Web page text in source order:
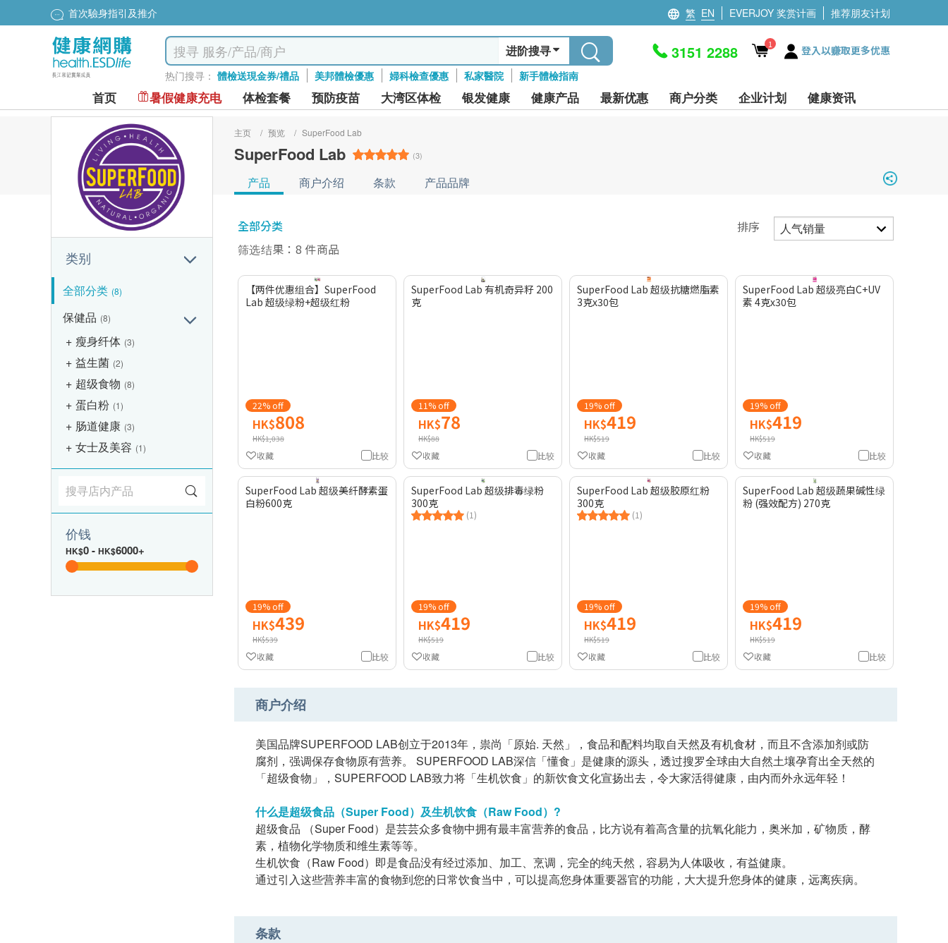
首次驗身指引及推介 繁 EN EVERJOY 奖赏计画 推荐朋友计划
进阶搜寻
热门搜寻： 體檢送現金券/禮品 美邦體檢優惠 婦科檢查優惠 私家醫院 新手體檢指南
3151 2288 1 登入以赚取更多优惠
首页 暑假健康充电 体检套餐 预防疫苗 大湾区体检 银发健康 健康产品 最新优惠 商户分类 企业计划 健康资讯
类别
全部分类 (8)
保健品 (8)
瘦身纤体 (3)
益生菌 (2)
超级食物 (8)
蛋白粉 (1)
肠道健康 (3)
女士及美容 (1)
价钱
HK$0- HK$6000+
主页 / 预览 / SuperFood Lab
SuperFood Lab (3)
产品 商户介绍 条款 产品品牌
全部分类
排序
筛选结果：8 件商品
【两件优惠组合】SuperFood
Lab 超级绿粉+超级红粉
22% off
HK$808
HK$1,038
比较
收藏
SuperFood Lab 有机奇异籽 200
克
11% off
HK$78
HK$88
比较
收藏
SuperFood Lab 超级抗糖燃脂素
3克x30包
19% off
HK$419
HK$519
比较
收藏
SuperFood Lab 超级亮白C+UV
素 4克x30包
19% off
HK$419
HK$519
比较
收藏
SuperFood Lab 超级美纤酵素蛋
白粉600克
19% off
HK$439
HK$539
比较
收藏
SuperFood Lab 超级排毒绿粉
300克
(1)
19% off
HK$419
HK$519
比较
收藏
SuperFood Lab 超级胶原红粉
300克
(1)
19% off
HK$419
HK$519
比较
收藏
SuperFood Lab 超级蔬果碱性绿
粉 (强效配方) 270克
19% off
HK$419
HK$519
比较
收藏
商户介绍
美国品牌SUPERFOOD LAB创立于2013年，祟尚「原始. 天然」，食品和配料均取自天然及有机食材，而且不含添加剂或防
腐剂，强调保存食物原有营养。 SUPERFOOD LAB深信「懂食」是健康的源头，透过搜罗全球由大自然土壤孕育出全天然的
「超级食物」，SUPERFOOD LAB致力将「生机饮食」的新饮食文化宣扬出去，令大家活得健康，由内而外永远年轻！
什么是超级食品（Super Food）及生机饮食（Raw Food）?
超级食品 （Super Food）是芸芸众多食物中拥有最丰富营养的食品，比方说有着高含量的抗氧化能力，奥米加，矿物质，酵
素，植物化学物质和维生素等等。
生机饮食（Raw Food）即是食品没有经过添加、加工、烹调，完全的纯天然，容易为人体吸收，有益健康。
通过引入这些营养丰富的食物到您的日常饮食当中，可以提高您身体重要器官的功能，大大提升您身体的健康，远离疾病。
条款